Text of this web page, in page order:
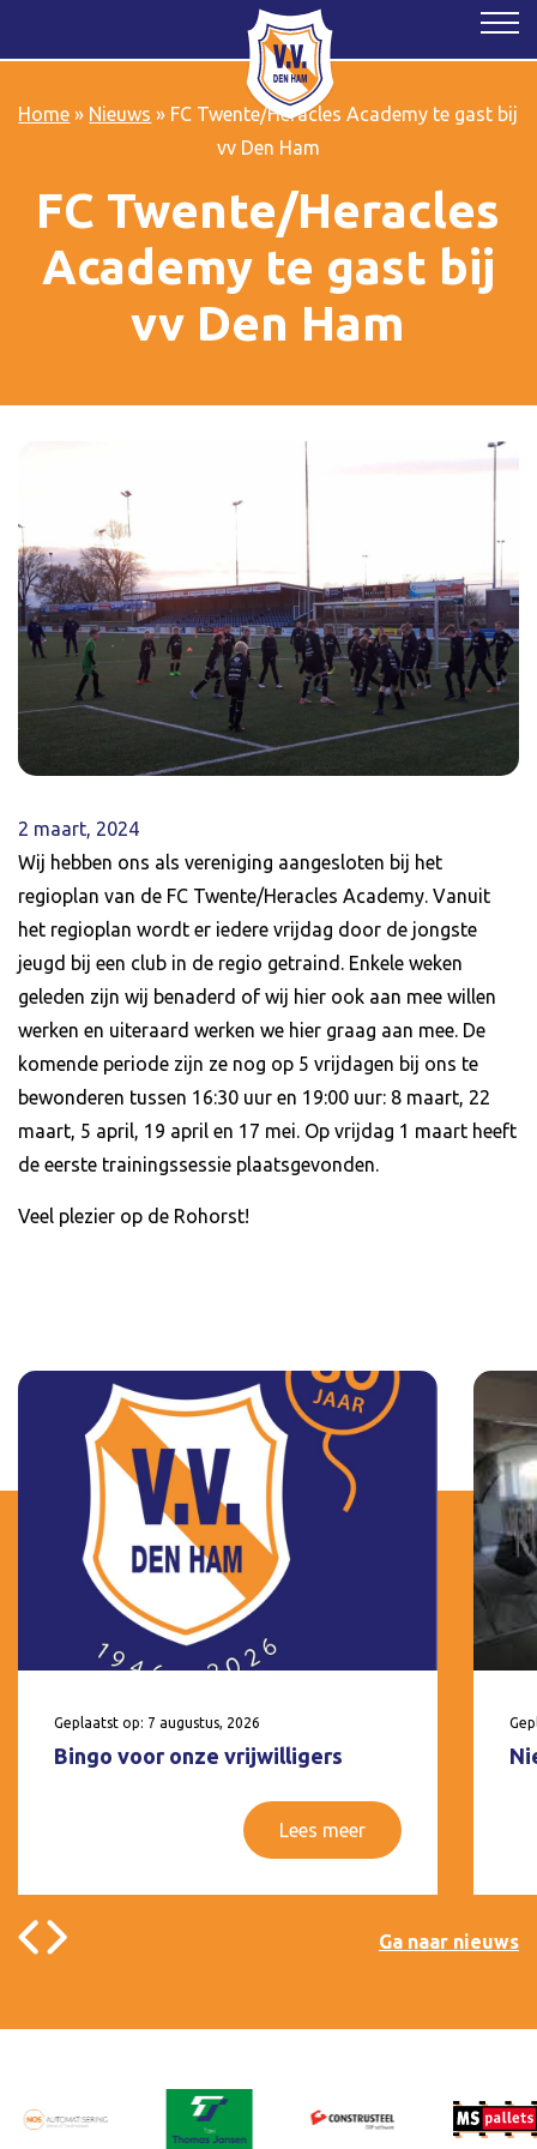
Home » Nieuws » FC Twente/Heracles Academy te gast bij
vv Den Ham
FC Twente/Heracles
Academy te gast bij
vv Den Ham
2 maart, 2024
Wij hebben ons als vereniging aangesloten bij het
regioplan van de FC Twente/Heracles Academy. Vanuit
het regioplan wordt er iedere vrijdag door de jongste
jeugd bij een club in de regio getraind. Enkele weken
geleden zijn wij benaderd of wij hier ook aan mee willen
werken en uiteraard werken we hier graag aan mee. De
komende periode zijn ze nog op 5 vrijdagen bij ons te
bewonderen tussen 16:30 uur en 19:00 uur: 8 maart, 22
maart, 5 april, 19 april en 17 mei. Op vrijdag 1 maart heeft
de eerste trainingssessie plaatsgevonden.
Veel plezier op de Rohorst!
Geplaatst op: 7 augustus, 2026
Bingo voor onze vrijwilligers
Lees meer
Ga naar nieuws